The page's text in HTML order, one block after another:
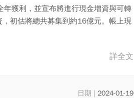
年獲利，並宣布將進行現金增資與可轉
初估將總共募集到約16億元。帳上現
詳全文
2024-01-19